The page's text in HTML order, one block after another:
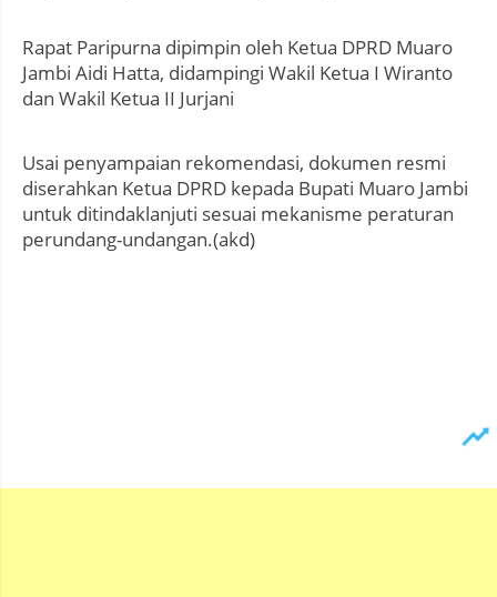
Rapat Paripurna dipimpin oleh Ketua DPRD Muaro
Jambi Aidi Hatta, didampingi Wakil Ketua I Wiranto
dan Wakil Ketua II Jurjani
Usai penyampaian rekomendasi, dokumen resmi
diserahkan Ketua DPRD kepada Bupati Muaro Jambi
untuk ditindaklanjuti sesuai mekanisme peraturan
perundang-undangan.(akd)